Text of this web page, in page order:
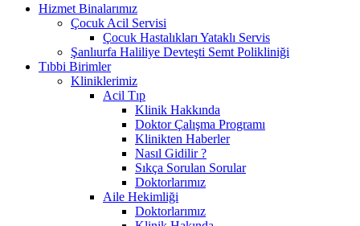
Hizmet Binalarımız
Çocuk Acil Servisi
Çocuk Hastalıkları Yataklı Servis
Şanlıurfa Haliliye Devteşti Semt Polikliniği
Tıbbi Birimler
Kliniklerimiz
Acil Tıp
Klinik Hakkında
Doktor Çalışma Programı
Klinikten Haberler
Nasıl Gidilir ?
Sıkça Sorulan Sorular
Doktorlarımız
Aile Hekimliği
Doktorlarımız